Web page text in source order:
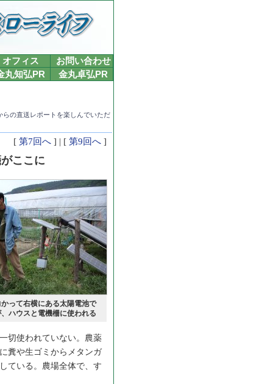
オフィス
お問い合わせ
丸知弘PR 金丸卓弘PR
らの直送レポートを楽しんでいただ
[ 第7回へ ] | [ 第9回へ ]
ここに
って右横にある太陽電池で
ハウスと電機柵に使われる
切使われていない。農薬
糞や生ゴミからメタンガ
ている。農場全体で、す